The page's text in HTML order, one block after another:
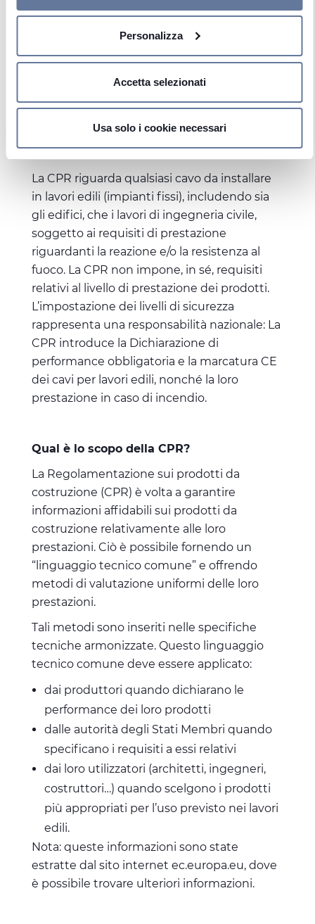
Con il tuo consenso, vorremmo anche:
raccogliere informazioni sulla tua posizione
geografica, con un'approssimazione di qualche metro,
attivamente alla ricerca di caratteristiche specifiche
(impronte digitali).
Approfondisci come vengono elaborati i tuoi dati personali
modificare o ritirare il tuo consenso in qualsiasi momento
dalla Dichiarazione sui cookie.
Utilizziamo i cookie per personalizzare contenuti ed
annunci, per fornire funzionalità dei social media e per
analizzare il nostro traffico. Condividiamo inoltre
informazioni sul modo in cui utilizza il nostro sito con i
nostri partner che si occupano di analisi dei dati web,
pubblicità e social media, i quali potrebbero combinarle
con altre informazioni che ha fornito loro o che hanno
raccolto dal suo utilizzo dei loro servizi.
Personalizza
Accetta selezionati
Usa solo i cookie necessari
costruzione (Construction Products
Directive - CPD) è stata sviluppata in seno
alla Regolamentazione relativa ai prodotti da
costruzione (Construction Products
come legge in tutti gli Stati Membri dal
luglio del 2013 in poi.
La CPR riguarda qualsiasi cavo da installare
in lavori edili (impianti fissi), includendo sia
gli edifici, che i lavori di ingegneria civile,
soggetto ai requisiti di prestazione
riguardanti la reazione e/o la resistenza al
fuoco. La CPR non impone, in sé, requisiti
relativi al livello di prestazione dei prodotti.
L’impostazione dei livelli di sicurezza
rappresenta una responsabilità nazionale: La
CPR introduce la Dichiarazione di
performance obbligatoria e la marcatura CE
dei cavi per lavori edili, nonché la loro
prestazione in caso di incendio.
Qual è lo scopo della CPR?
La Regolamentazione sui prodotti da
costruzione (CPR) è volta a garantire
informazioni affidabili sui prodotti da
costruzione relativamente alle loro
prestazioni. Ciò è possibile fornendo un
“linguaggio tecnico comune” e offrendo
metodi di valutazione uniformi delle loro
prestazioni.
Tali metodi sono inseriti nelle specifiche
tecniche armonizzate. Questo linguaggio
tecnico comune deve essere applicato:
dai produttori quando dichiarano le
performance dei loro prodotti
dalle autorità degli Stati Membri quando
specificano i requisiti a essi relativi
dai loro utilizzatori (architetti, ingegneri,
costruttori…) quando scelgono i prodotti
più appropriati per l’uso previsto nei lavori
edili.
Nota: queste informazioni sono state
estratte dal sito internet ec.europa.eu, dove
è possibile trovare ulteriori informazioni.